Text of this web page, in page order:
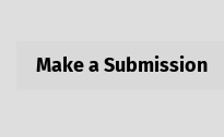
Make a Submission